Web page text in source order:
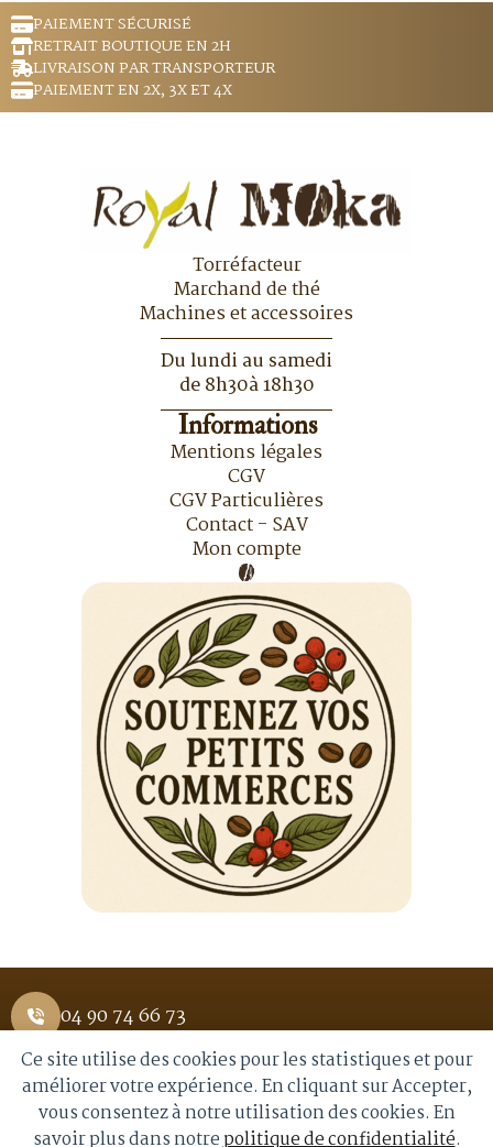
PAIEMENT SÉCURISÉ
RETRAIT BOUTIQUE EN 2H
LIVRAISON PAR TRANSPORTEUR
PAIEMENT EN 2X, 3X ET 4X
Torréfacteur
Marchand de thé
Machines et accessoires
Du lundi au samedi
de 8h30à 18h30
Informations
Mentions légales
CGV
CGV Particulières
Contact - SAV
Mon compte
04 90 74 66 73
1 Place Saint Pierre 84400 APT
info@royalmoka.fr
Ce site utilise des cookies pour les statistiques et pour
améliorer votre expérience. En cliquant sur Accepter,
vous consentez à notre utilisation des cookies. En
savoir plus dans notrepolitique de confidentialité.